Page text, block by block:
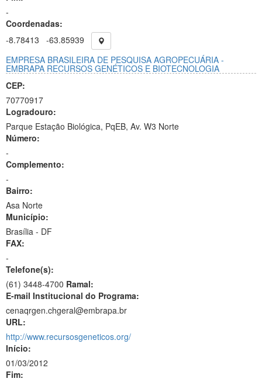
-
Coordenadas:
-8.78413
-63.85939
EMPRESA BRASILEIRA DE PESQUISA AGROPECUÁRIA -
EMBRAPA RECURSOS GENÉTICOS E BIOTECNOLOGIA
CEP:
70770917
Logradouro:
Parque Estação Biológica, PqEB, Av. W3 Norte
Número:
-
Complemento:
-
Bairro:
Asa Norte
Município:
Brasília - DF
FAX:
-
Telefone(s):
(61) 3448-4700 Ramal:
E-mail Institucional do Programa:
cenaqrgen.chgeral@embrapa.br
URL:
http://www.recursosgeneticos.org/
Início:
01/03/2012
Fim: